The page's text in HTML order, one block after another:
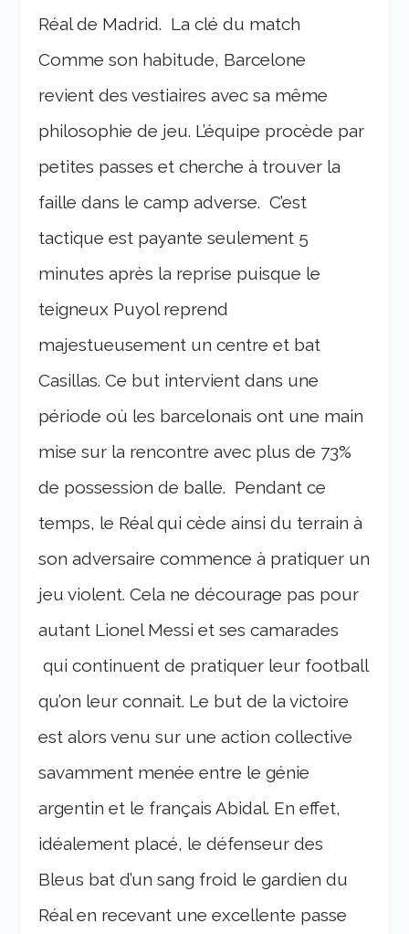
Réal de Madrid. La clé du match
Comme son habitude, Barcelone
revient des vestiaires avec sa même
philosophie de jeu. L’équipe procède par
petites passes et cherche à trouver la
faille dans le camp adverse. C’est
tactique est payante seulement 5
minutes après la reprise puisque le
teigneux Puyol reprend
majestueusement un centre et bat
Casillas. Ce but intervient dans une
période où les barcelonais ont une main
mise sur la rencontre avec plus de 73%
de possession de balle. Pendant ce
temps, le Réal qui cède ainsi du terrain à
son adversaire commence à pratiquer un
jeu violent. Cela ne décourage pas pour
autant Lionel Messi et ses camarades
qui continuent de pratiquer leur football
qu’on leur connait. Le but de la victoire
est alors venu sur une action collective
savamment menée entre le génie
argentin et le français Abidal. En effet,
idéalement placé, le défenseur des
Bleus bat d’un sang froid le gardien du
Réal en recevant une excellente passe